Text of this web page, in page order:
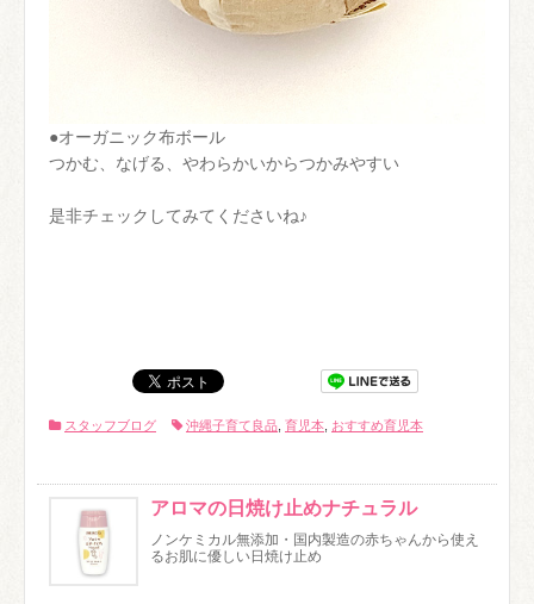
●オーガニック布ボール
つかむ、なげる、やわらかいからつかみやすい
是非チェックしてみてくださいね♪
スタッフブログ 沖縄子育て良品 育児本 おすすめ育児本
アロマの日焼け止めナチュラル
ノンケミカル無添加・国内製造の赤ちゃんから使え
るお肌に優しい日焼け止め